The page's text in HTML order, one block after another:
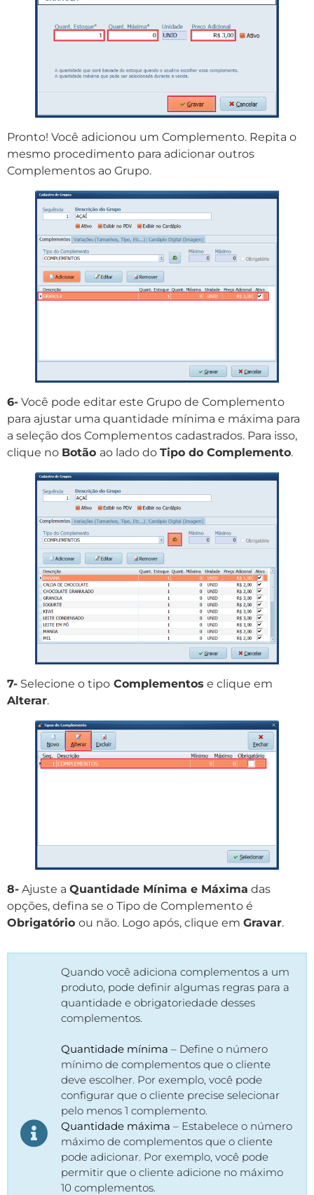
Pronto! Você adicionou um Complemento. Repita o
mesmo procedimento para adicionar outros
Complementos ao Grupo.
6- Você pode editar este Grupo de Complemento
para ajustar uma quantidade mínima e máxima para
a seleção dos Complementos cadastrados. Para isso,
clique no Botão ao lado do Tipo do Complemento.
7- Selecione o tipo Complementos e clique em
Alterar.
8- Ajuste a Quantidade Mínima e Máxima das
opções, defina se o Tipo de Complemento é
Obrigatório ou não. Logo após, clique em Gravar.
Quando você adiciona complementos a um
produto, pode definir algumas regras para a
quantidade e obrigatoriedade desses
complementos.
Quantidade mínima – Define o número
mínimo de complementos que o cliente
deve escolher. Por exemplo, você pode
configurar que o cliente precise selecionar
pelo menos 1 complemento.
Quantidade máxima – Estabelece o número
máximo de complementos que o cliente
pode adicionar. Por exemplo, você pode
permitir que o cliente adicione no máximo
10 complementos.